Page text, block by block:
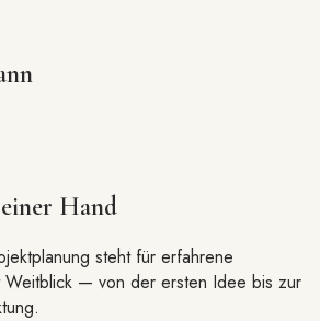
Hand
steht für erfahrene
Weitblick — von der ersten Idee bis zur